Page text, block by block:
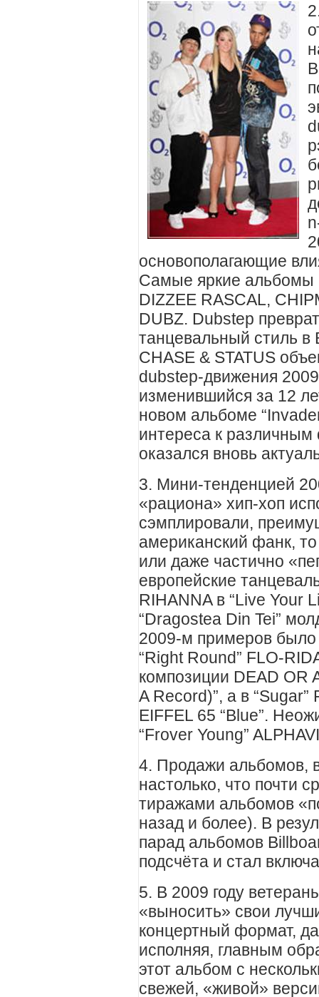
основополагающие
Самые яркие альбомы
DIZZEE RASCAL,
DUBZ. Dubstep
танцевальный стиль в
CHASE & STATUS
dubstep-движения
изменившийся за 12
новом альбоме
интереса к
оказался вновь
3. Мини-тенденцией
«рациона» хип-хоп
сэмплировали,
американский фанк,
или даже частично
европейские
RIHANNA в “Live Your
“Dragostea Din Tei”
2009-м примеров
“Right Round” FLO-
композиции DEAD OR
A Record)”, а в
EIFFEL 65 “Blue”.
“Frover Young”
4. Продажи альбомов,
настолько, что почти
тиражами альбомов
назад и более). В
парад альбомов
подсчёта и стал
5. В 2009 году
«выносить» свои
концертный формат,
исполняя, главным
этот альбом с
свежей, «живой»